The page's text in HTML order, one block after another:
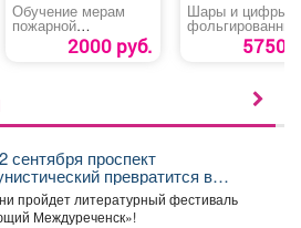
Обучение мерам
пожарной
безопасности2000 руб.
Шары и цифры
фольгированные
«Супер комбо»
5750
сентября проспект
превратится в
литературную сцену под
небом.
пройдет литературный фестиваль
Междуреченск»!